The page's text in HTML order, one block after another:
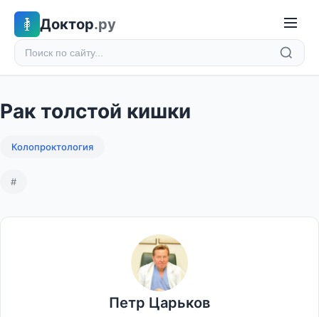
Доктор.ру
Рак толстой кишки
Колопроктология
#
Петр Царьков